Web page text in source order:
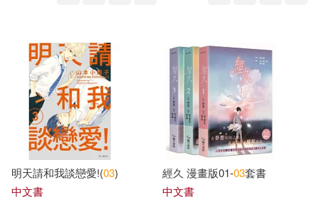
渡航(8)
美女オムニバス(8)
胡斯特．艾爾佛思(8)
臺灣學通訊編輯委員會(8)
國家圖書館漢學研究中心(11)
國立台灣師範大學實輔處地方教育
輔導組(11)
國立台灣藝術教育館(11)
明天請和我談戀愛!(03)
中文書
經久 漫畫版01-03套書
中文書